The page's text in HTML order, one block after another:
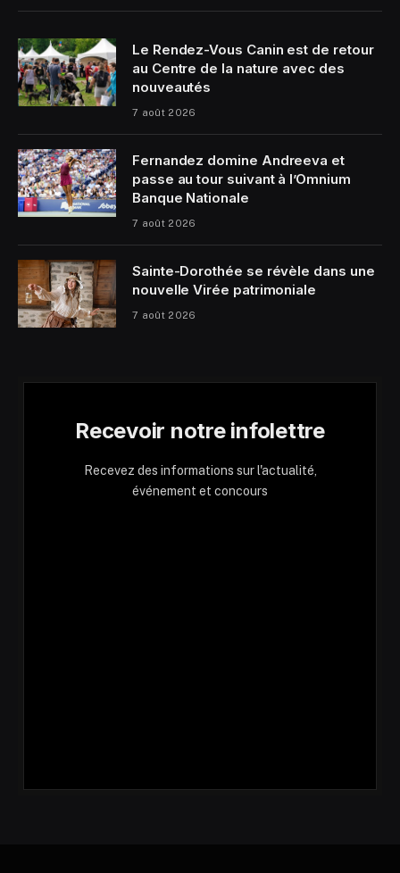
Le Rendez-Vous Canin est de retour
au Centre de la nature avec des
nouveautés
7 août 2026
Fernandez domine Andreeva et
passe au tour suivant à l’Omnium
Banque Nationale
7 août 2026
Sainte-Dorothée se révèle dans une
nouvelle Virée patrimoniale
7 août 2026
Recevoir notre infolettre
Recevez des informations sur l'actualité,
événement et concours